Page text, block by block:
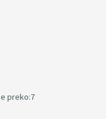
preko:7